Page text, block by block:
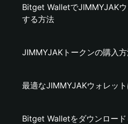
Bitget WalletでJIMMYJAK
する方法
JIMMYJAKトークンの購入
最適なJIMMYJAKウォレット
Bitget Walletをダウンロー